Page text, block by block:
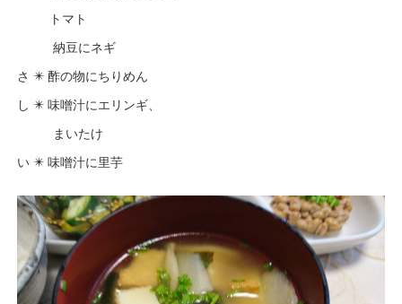
トマト
納豆にネギ
さ ✴️ 酢の物にちりめん
し ✴️ 味噌汁にエリンギ、
まいたけ
い ✴️ 味噌汁に里芋